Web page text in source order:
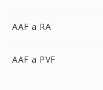
AAF a RA
AAF a PVF